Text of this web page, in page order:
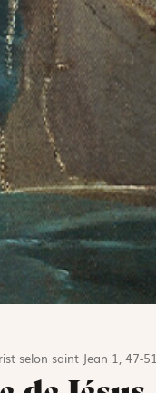
selon saint Jean 1, 47-51